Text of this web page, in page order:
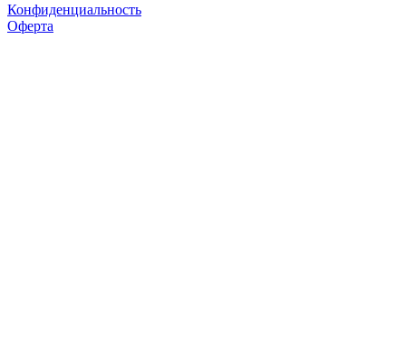
Конфиденциальность
Оферта